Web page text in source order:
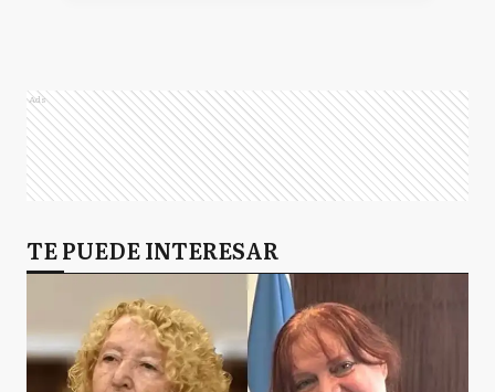
Ads
TE PUEDE INTERESAR